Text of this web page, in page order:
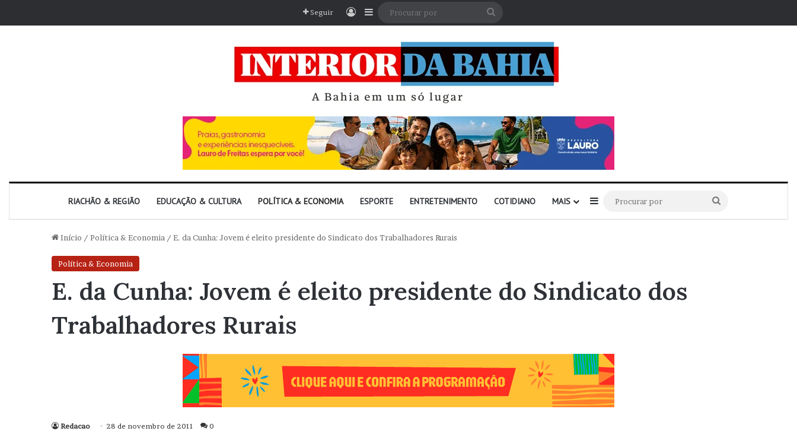
Seguir EntrarBarra Lateral
RIACHÃO & REGIÃO EDUCAÇÃO & CULTURA POLÍTICA & ECONOMIA ESPORTE ENTRETENIMENTO COTIDIANO MAIS Barra Lateral
por
Início / Política & Economia / E. da Cunha: Jovem é eleito presidente do Sindicato dos Trabalhadores Rurais
Política & Economia
E. da Cunha: Jovem é eleito presidente do Sindicato dos
Trabalhadores Rurais
Redacao 28 de novembro de 2011 0